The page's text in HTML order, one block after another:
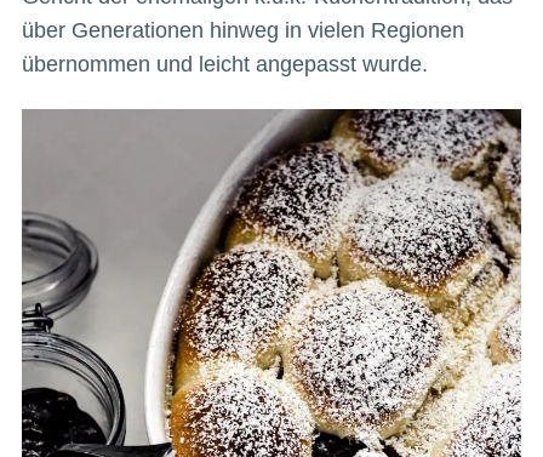
über Generationen hinweg in vielen Regionen
übernommen und leicht angepasst wurde.